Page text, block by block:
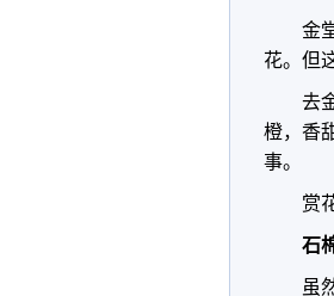
金
花。但
去
橙，香
事。
赏
石
虽